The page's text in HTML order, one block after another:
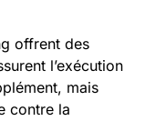
offrent des
l’exécution
mais
contre la